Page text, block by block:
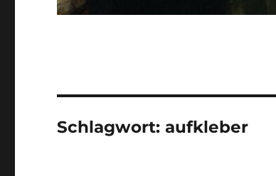
Schlagwort:aufkleber